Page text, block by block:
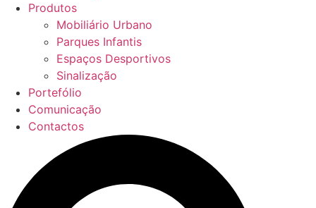
Produtos
Mobiliário Urbano
Parques Infantis
Espaços Desportivos
Sinalização
Portefólio
Comunicação
Contactos